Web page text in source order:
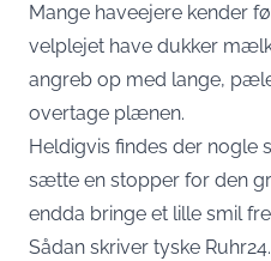
Mange haveejere kender
velplejet have dukker
angreb op med lange,
overtage plænen.
Heldigvis findes der nogle
sætte en stopper for den
endda bringe et lille smil
Sådan skriver tyske Ruhr24.